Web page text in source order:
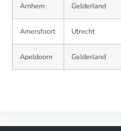
Arnhem Gelderland
Amersfoort Utrecht
Apeldoorn Gelderland